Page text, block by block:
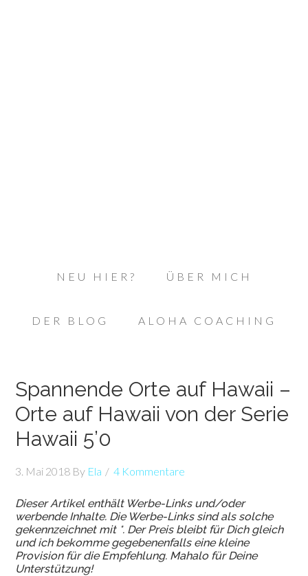
NEU HIER? ÜBER MICH
DER BLOG ALOHA COACHING
Spannende Orte auf Hawaii –
Orte auf Hawaii von der Serie
Hawaii 5’0
3. Mai 2018 By Ela 4 Kommentare
Dieser Artikel enthält Werbe-Links und/oder
werbende Inhalte. Die Werbe-Links sind als solche
gekennzeichnet mit *. Der Preis bleibt für Dich gleich
und ich bekomme gegebenenfalls eine kleine
Provision für die Empfehlung. Mahalo für Deine
Unterstützung!